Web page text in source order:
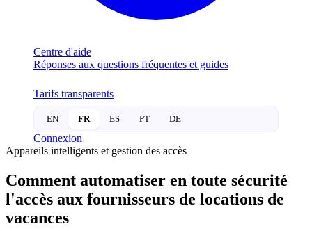
Centre d'aide
Réponses aux questions fréquentes et guides
Tarifs transparents
EN FR ES PT DE
Connexion
Appareils intelligents et gestion des accès
Comment automatiser en toute sécurité
l'accès aux fournisseurs de locations de
vacances